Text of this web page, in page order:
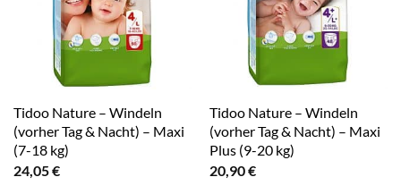
Tidoo Nature – Windeln
(vorher Tag & Nacht) – Maxi
(7-18 kg)
24,05€
Tidoo Nature – Windeln
(vorher Tag & Nacht) – Maxi
Plus (9-20 kg)
20,90€